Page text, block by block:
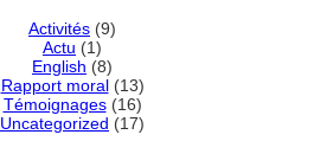
Activités (9)
Actu (1)
English (8)
Rapport moral(13)
Témoignages(16)
Uncategorized (17)